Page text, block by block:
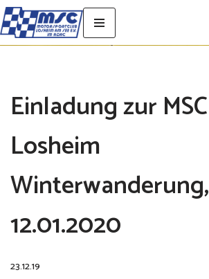
Zum
Einladung zur MSC
Losheim
Winterwanderung,
12.01.2020
23.12.19